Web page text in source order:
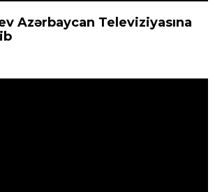
Azərbaycan Televiziyasına